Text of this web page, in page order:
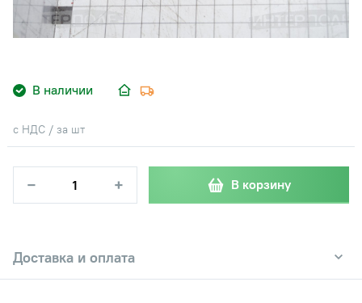
В наличии
с НДС / за шт
− + В корзину
Доставка и оплата